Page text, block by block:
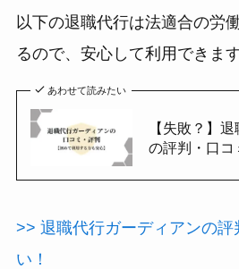
以下の退職代行は法適合の労
るので、安心して利用できます
あわせて読みたい
【失敗？】
の評判・口コ
>> 退職代行ガーディアンの評
い！